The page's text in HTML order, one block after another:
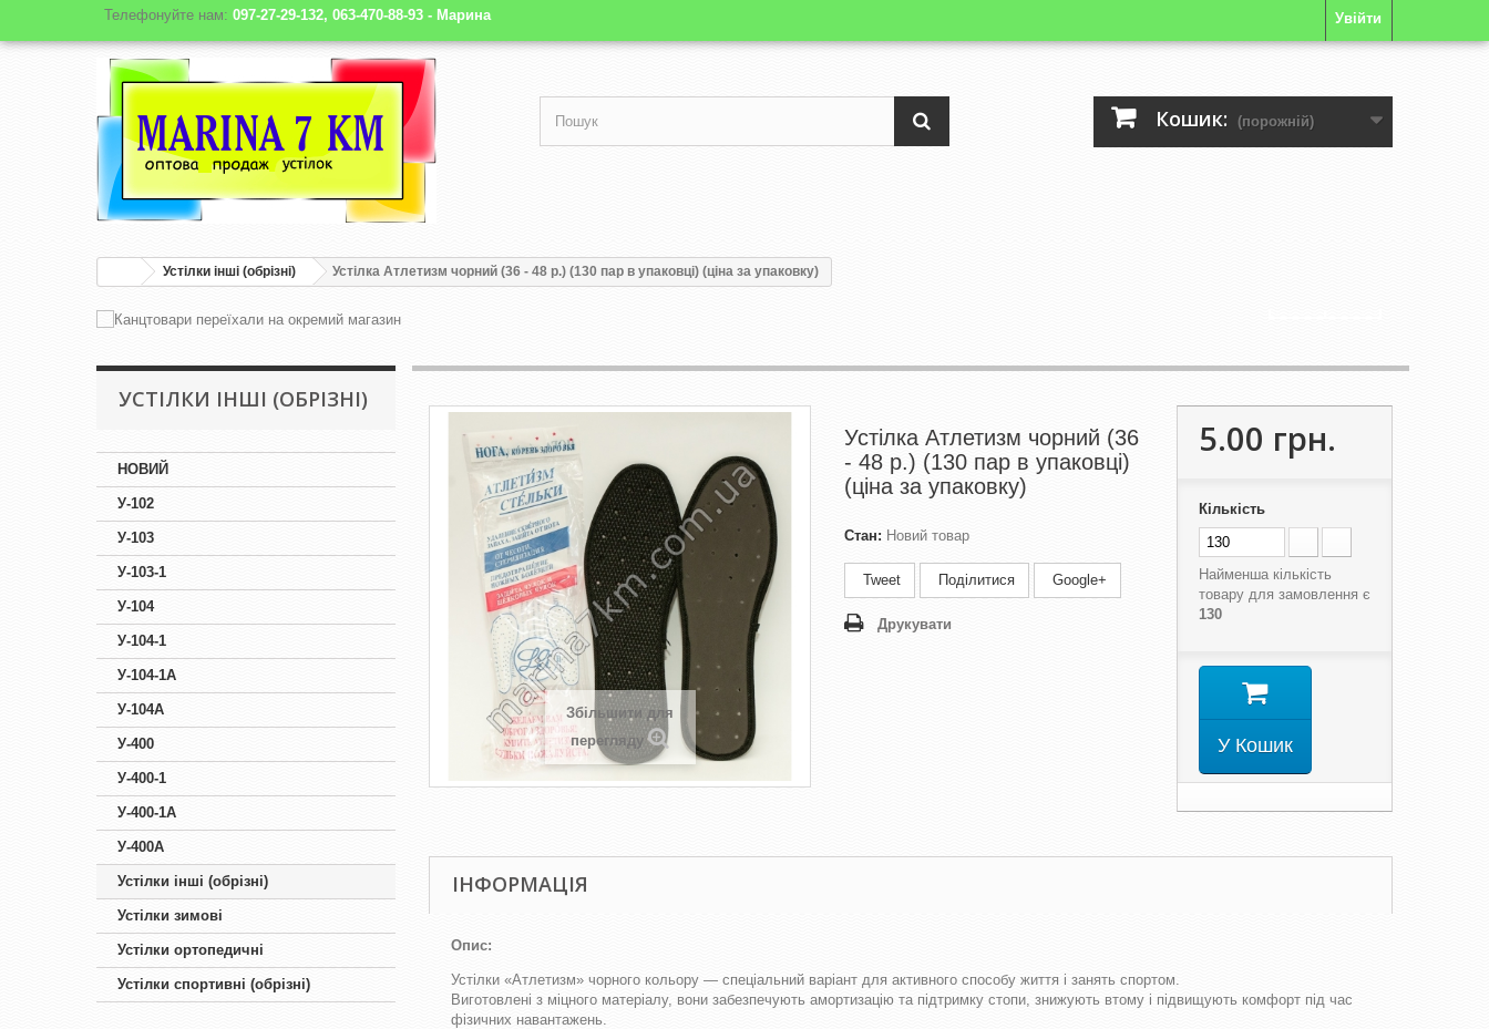
Увійти
Телефонуйте нам: 097-27-29-132, 063-470-88-93 - Марина
Кошик: (порожній)
Устілки інші (обрізні) Устілка Атлетизм чорний (36 - 48 р.) (130 пар в упаковці) (ціна за упаковку)
УСТІЛКИ ІНШІ (ОБРІЗНІ)
НОВИЙ
У-102
У-103
У-103-1
У-104
У-104-1
У-104-1А
У-104А
У-400
У-400-1
У-400-1А
У-400А
Устілки інші (обрізні)
Устілки зимові
Устілки ортопедичні
Устілки спортивні (обрізні)
Збільшити для
перегляду
Устілка Атлетизм чорний (36
- 48 р.) (130 пар в упаковці)
(ціна за упаковку)
Стан: Новий товар
Tweet Поділитися Google+
Друкувати
5.00 грн.
Кількість
Найменша кількість
товару для замовлення є
130
У Кошик
ІНФОРМАЦІЯ
Опис:
Устілки «Атлетизм» чорного кольору — спеціальний варіант для активного способу життя і занять спортом.
Виготовлені з міцного матеріалу, вони забезпечують амортизацію та підтримку стопи, знижують втому і підвищують комфорт під час
фізичних навантажень.